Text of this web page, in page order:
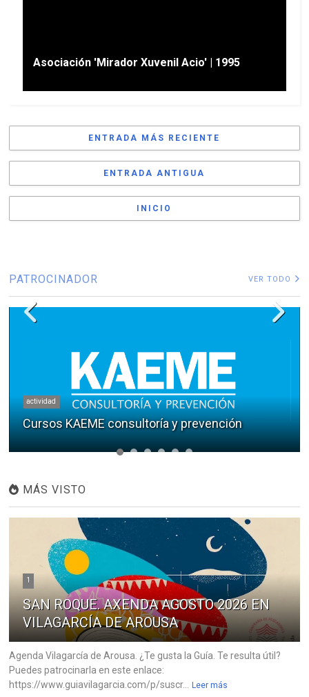
Asociación 'Mirador Xuvenil Acio' | 1995
ENTRADA MÁS RECIENTE
ENTRADA ANTIGUA
INICIO
PATROCINADOR VER TODO
actividad
Cursos KAEME consultoría y prevención
MÁS VISTO
1
SAN ROQUE. AXENDA AGOSTO 2026 EN
VILAGARCÍA DE AROUSA
Agenda Vilagarcía de Arousa. ¿Te gusta la Guía. Te resulta útil?
Puedes patrocinarla en este enlace:
https://www.guiavilagarcia.com/p/suscr...
Leer más